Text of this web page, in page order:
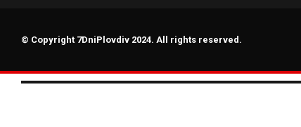
© Copyright 7DniPlovdiv 2024. All rights reserved.